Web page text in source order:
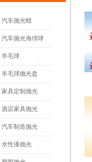
汽车抛光蜡
汽车抛光海绵球
羊毛球
羊毛球抛光盘
家具定制抛光
酒店家具抛光
汽车制造抛光
水性漆抛光